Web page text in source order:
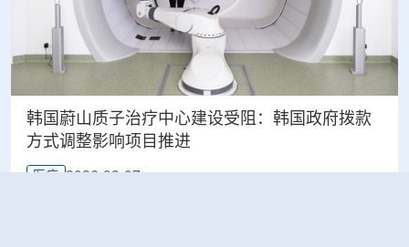
韩国蔚山质子治疗中心建设受阻：韩国政府拨款
方式调整影响项目推进
医疗 2026-08-07